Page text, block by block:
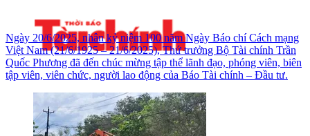
Ngày 20/6/2025, nhân kỷ niệm 100 năm Ngày Báo chí Cách mạng
Việt Nam (21/6/1925 – 21/6/2025), Thứ trưởng Bộ Tài chính Trần
Quốc Phương đã đến chúc mừng tập thể lãnh đạo, phóng viên, biên
tập viên, viên chức, người lao động của Báo Tài chính – Đầu tư.